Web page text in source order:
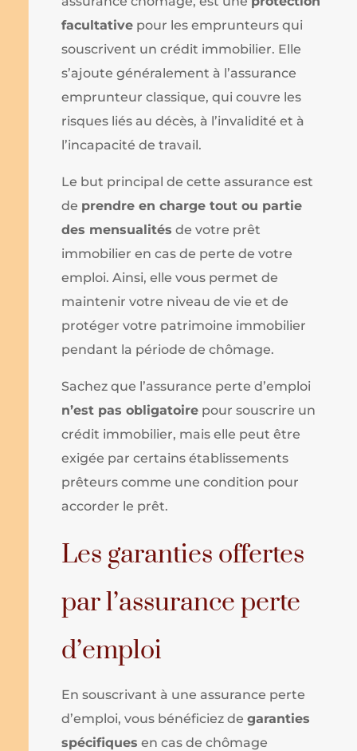
facultative pour les emprunteurs qui
souscrivent un crédit immobilier. Elle
s’ajoute généralement à l’assurance
emprunteur classique, qui couvre les
risques liés au décès, à l’invalidité et à
l’incapacité de travail.
Le but principal de cette assurance est
de prendre en charge tout ou partie
des mensualités de votre prêt
immobilier en cas de perte de votre
emploi. Ainsi, elle vous permet de
maintenir votre niveau de vie et de
protéger votre patrimoine immobilier
pendant la période de chômage.
Sachez que l’assurance perte d’emploi
n’est pas obligatoire pour souscrire un
crédit immobilier, mais elle peut être
exigée par certains établissements
prêteurs comme une condition pour
accorder le prêt.
Les garanties offertes
par l’assurance perte
d’emploi
En souscrivant à une assurance perte
d’emploi, vous bénéficiez degaranties
spécifiques en cas de chômage